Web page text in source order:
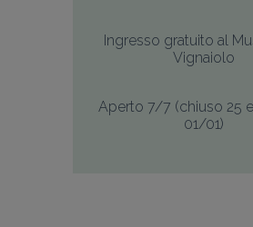
Ingresso gratuito al
Vignaiolo
Aperto 7/7 (chiuso 25
01/01)